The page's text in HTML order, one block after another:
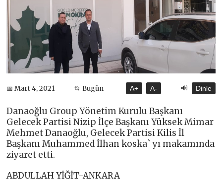
📅 Mart 4, 2021 📂 Bugün A+ A- 🔊 Dinle
Danaoğlu Group Yönetim Kurulu Başkanı
Gelecek Partisi Nizip İlçe Başkanı Yüksek Mimar
Mehmet Danaoğlu, Gelecek Partisi Kilis İl
Başkanı Muhammed İlhan koska` yı makamında
ziyaret etti.
ABDULLAH YİĞİT-ANKARA